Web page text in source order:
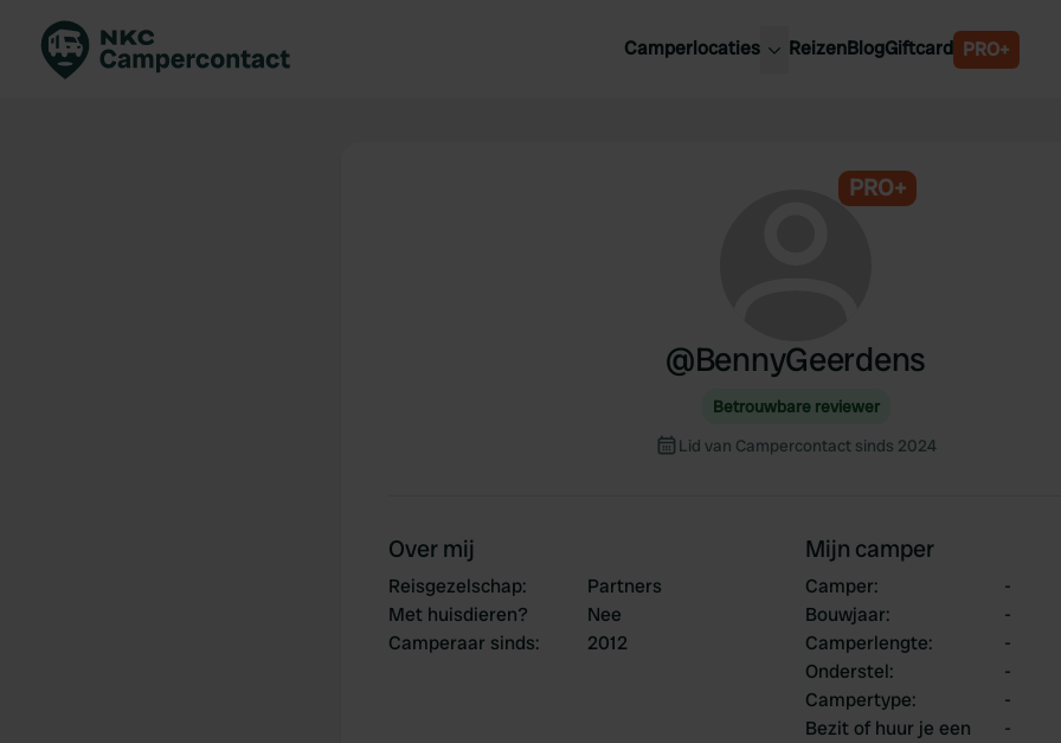
Camperlocaties ReizenBlogGiftcard PRO+
PRO+
@BennyGeerdens
Betrouwbare reviewer
Lid van Campercontact sinds 2024
Over mij
Reisgezelschap:
Partners
Met huisdieren?
Nee
Camperaar sinds: 2012
Mijn camper
Camper:
-
Bouwjaar:
-
Camperlengte:
-
Onderstel:
-
Campertype:
-
Bezit of huur je een
-